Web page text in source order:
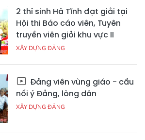
2 thí sinh Hà Tĩnh đạt giải tại
Hội thi Báo cáo viên, Tuyên
truyền viên giỏi khu vực II
XÂY DỰNG ĐẢNG
Đảng viên vùng giáo - cầu
nối ý Đảng, lòng dân
XÂY DỰNG ĐẢNG